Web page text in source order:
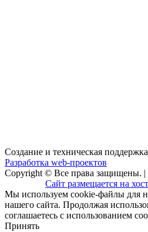
Создание и техническая
Разработка web-проектов
Copyright © Все права защищены. |
Сайт размещается на
Мы используем cookie-файлы для
нашего сайта. Продолжая
соглашаетесь с использованием
Принять